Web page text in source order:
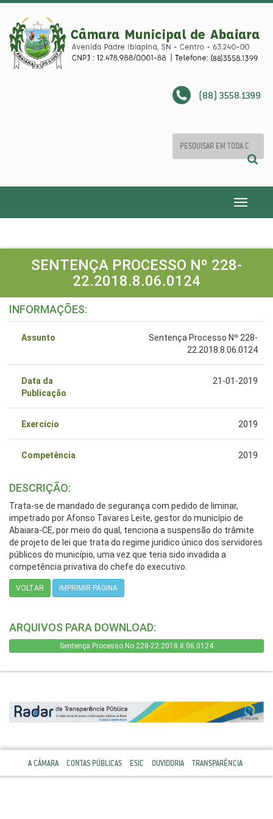
(88) 3558.1399
Toggle
SENTENÇA PROCESSO Nº 228-
22.2018.8.06.0124
INFORMAÇÕES:
Assunto
Sentença Processo Nº 228-
22.2018.8.06.0124
Data da
Publicação
21-01-2019
Exercício 2019
Competência 2019
DESCRIÇÃO:
Trata-se de mandado de segurança com pedido de liminar,
impetrado por Afonso Tavares Leite, gestor do município de
Abaiara-CE, por meio do qual, tenciona a suspensão do trâmite
de projeto de lei que trata do regime juridico único dos servidores
públicos do município, uma vez que teria sido invadida a
competência privativa do chefe do executivo.
VOLTAR IMPRIMIR PÁGINA
ARQUIVOS PARA DOWNLOAD:
Sentença Processo No 228-22.2018.8.06.0124
A CÂMARA CONTAS PÚBLICAS ESIC OUVIDORIA TRANSPARÊNCIA